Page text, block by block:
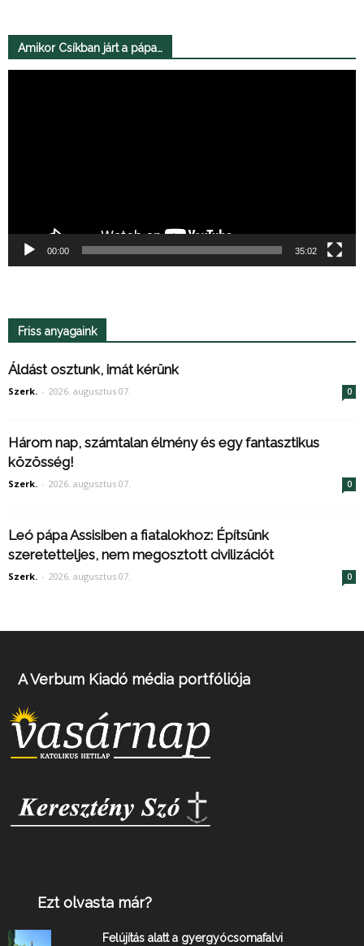
Amikor Csíkban járt a pápa…
00:00 35:02
Friss anyagaink
Áldást osztunk, imát kérünk
Szerk. - 2026. augusztus 07. 0
Három nap, számtalan élmény és egy fantasztikus
közösség!
Szerk. - 2026. augusztus 07. 0
Leó pápa Assisiben a fiatalokhoz: Építsünk
szeretetteljes, nem megosztott civilizációt
Szerk. - 2026. augusztus 07. 0
A Verbum Kiadó média portfóliója
Ezt olvasta már?
Felújítás alatt a gyergyócsomafalvi